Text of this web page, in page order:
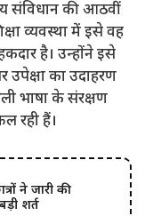
संविधान की आठवीं
व्यवस्था में इसे वह
है। उन्होंने इसे
उपेक्षा का उदाहरण
भाषा के संरक्षण
रही हैं।
ने जारी की
शर्त